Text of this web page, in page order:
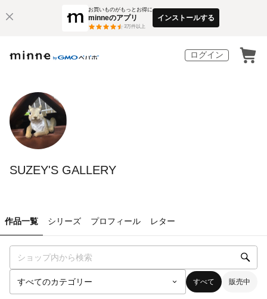
お買いものがもっとお得に
minneのアプリ
3万件以上
インストールする
ログイン
SUZEY'S GALLERY
作品一覧 シリーズ プロフィール レター
すべて 販売中